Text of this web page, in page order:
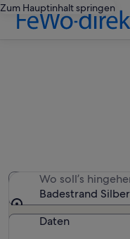
Zum Hauptinhalt springen
Wo soll’s
Badestrand
Daten